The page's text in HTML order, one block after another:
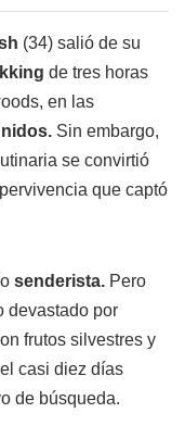
(34) salió de su
de tres horas
en las
Sin embargo,
se convirtió
que captó
senderista. Pero
devastado por
frutos silvestres y
casi diez días
de búsqueda.